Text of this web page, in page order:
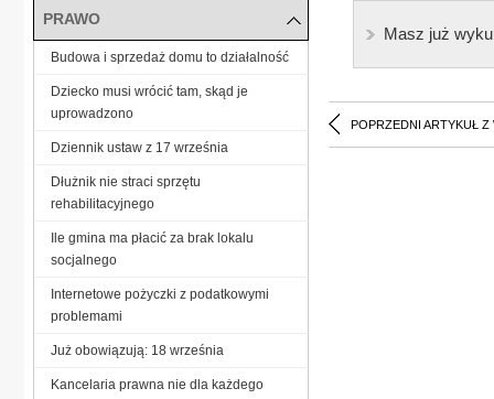
Masz już
POPRZEDNI ARTYKUŁ Z
PRAWO
Budowa i sprzedaż domu to działalność
Dziecko musi wrócić tam, skąd je
uprowadzono
Dziennik ustaw z 17 września
Dłużnik nie straci sprzętu
rehabilitacyjnego
Ile gmina ma płacić za brak lokalu
socjalnego
Internetowe pożyczki z podatkowymi
problemami
Już obowiązują: 18 września
Kancelaria prawna nie dla każdego